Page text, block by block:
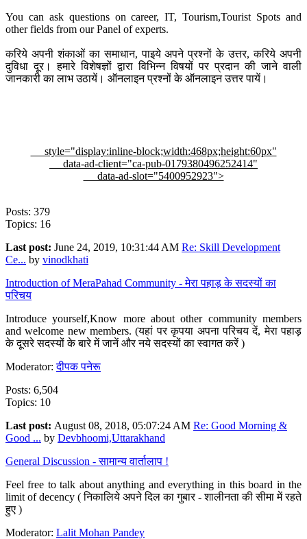
You can ask questions on career, IT, Tourism,Tourist Spots and
other fields from our Panel of experts.
करिये अपनी शंकाओं का समाधान, पाइये अपने प्रश्नों के उत्तर, करिये अपनी
दुविधा दूर। हमारे विशेषज्ञों द्वारा विभिन्न विषयों पर प्रदान की जाने वाली
जानकारी का लाभ उठायें। ऑनलाइन प्रश्नों के ऑनलाइन उत्तर पायें।
style="display:inline-block;width:468px;height:60px"
data-ad-client="ca-pub-0179380496252414"
data-ad-slot="5400952923">
Posts: 379
Topics: 16
Last post: June 24, 2019, 10:31:44 AM Re: Skill Development
Ce... by vinodkhati
Introduction of MeraPahad Community - मेरा पहाड़ के सदस्यों का
परिचय
Introduce yourself,Know more about other community members
and welcome new members. (यहां पर कृपया अपना परिचय दें, मेरा पहाड़
के दूसरे सदस्यों के बारे में जानें और नये सदस्यों का स्वागत करें )
Moderator:दीपक पनेरू
Posts: 6,504
Topics: 10
Last post: August 08, 2018, 05:07:24 AM Re: Good Morning &
Good ... by Devbhoomi,Uttarakhand
General Discussion - सामान्य वार्तालाप !
Feel free to talk about anything and everything in this board in the
limit of decency ( निकालिये अपने दिल का गुबार - शालीनता की सीमा में रहते
हुए )
Moderator: Lalit Mohan Pandey